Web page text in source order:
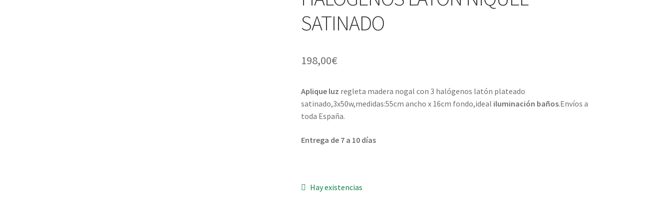
SATINADO
198,00€
Aplique luz regleta madera nogal con 3 halógenos latón plateado
satinado,3x50w,medidas:55cm ancho x 16cm fondo,ideal iluminación baños.Envíos a
toda España.
Entrega de 7 a 10 días
Hay existencias